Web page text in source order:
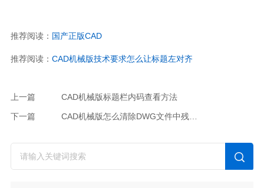
推荐阅读： 国产正版CAD
推荐阅读： CAD机械版技术要求怎么让标题左对齐
上一篇 CAD机械版标题栏内码查看方法
下一篇 CAD机械版怎么清除DWG文件中残留的机械绘图标准数据？